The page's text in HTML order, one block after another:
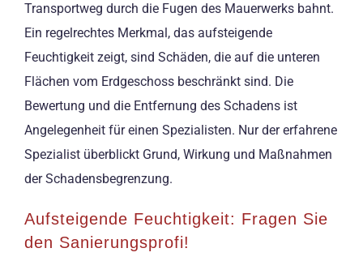
Transportweg durch die Fugen des Mauerwerks bahnt.
Ein regelrechtes Merkmal, das aufsteigende
Feuchtigkeit zeigt, sind Schäden, die auf die unteren
Flächen vom Erdgeschoss beschränkt sind. Die
Bewertung und die Entfernung des Schadens ist
Angelegenheit für einen Spezialisten. Nur der erfahrene
Spezialist überblickt Grund, Wirkung und Maßnahmen
der Schadensbegrenzung.
Aufsteigende Feuchtigkeit: Fragen Sie
den Sanierungsprofi!